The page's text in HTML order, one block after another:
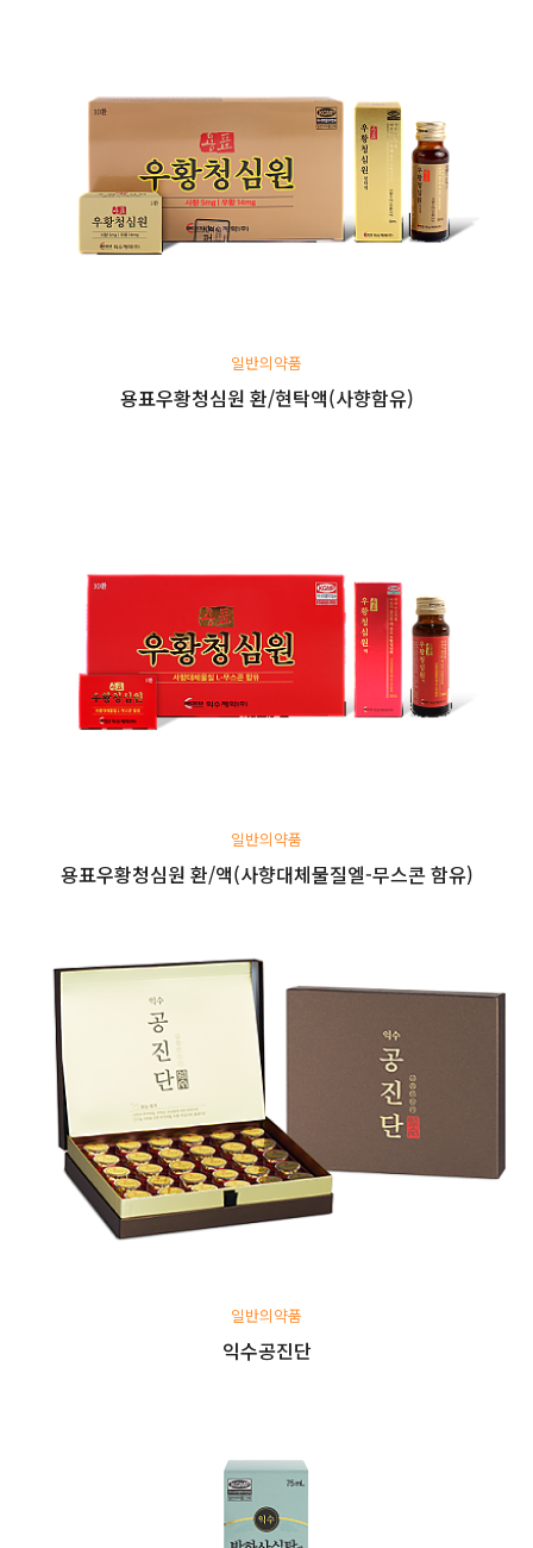
일반의약품
용표우황청심원 환/현탁액(사향함유)
일반의약품
용표우황청심원 환/액(사향대체물질엘-무스콘 함유)
일반의약품
익수공진단